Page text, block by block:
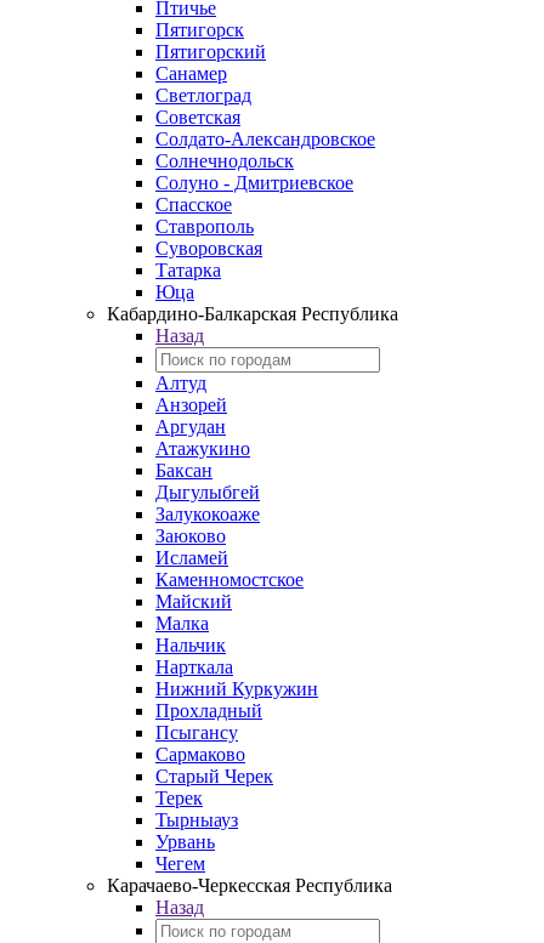
Птичье
Пятигорск
Пятигорский
Санамер
Светлоград
Советская
Солдато-Александровское
Солнечнодольск
Солуно - Дмитриевское
Спасское
Ставрополь
Суворовская
Татарка
Юца
Кабардино‑Балкарская Республика
Назад
Алтуд
Анзорей
Аргудан
Атажукино
Баксан
Дыгулыбгей
Залукокоаже
Заюково
Исламей
Каменномостское
Майский
Малка
Нальчик
Нарткала
Нижний Куркужин
Прохладный
Псыгансу
Сармаково
Старый Черек
Терек
Тырныауз
Урвань
Чегем
Карачаево-Черкесская Республика
Назад